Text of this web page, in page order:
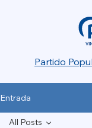
Partido
Entrada
All Posts